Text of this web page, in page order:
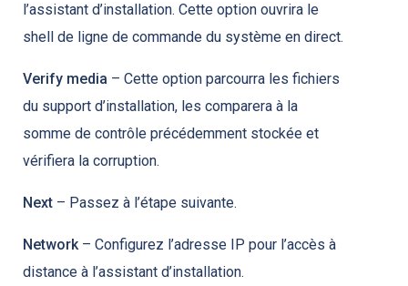
l’assistant d’installation. Cette option ouvrira le
shell de ligne de commande du système en direct.
Verify media – Cette option parcourra les fichiers
du support d’installation, les comparera à la
somme de contrôle précédemment stockée et
vérifiera la corruption.
Next – Passez à l’étape suivante.
Network – Configurez l’adresse IP pour l’accès à
distance à l’assistant d’installation.